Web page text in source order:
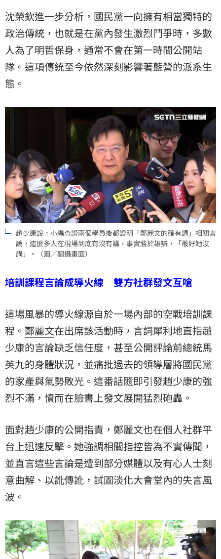
沈榮欽進一步分析，國民黨一向擁有相當獨特的
政治傳統，也就是在黨內發生激烈鬥爭時，多數
人為了明哲保身，通常不會在第一時間公開站
隊。這項傳統至今依然深刻影響著藍營的派系生
態。
趙少康說，小編查證兩個學員後都證明「鄭麗文的確有講」相關言
論，這麼多人在現場到底有沒有講，事實勝於雄辯，「最好她沒
講」。（圖／翻攝畫面）
培訓課程言論成導火線 雙方社群發文互嗆
這場風暴的導火線源自於一場內部的空戰培訓課
程。 鄭麗文在出席該活動時，言詞犀利地直指趙
少康的言論缺乏信任度，甚至公開評論前總統馬
英九的身體狀況，並痛批過去的領導層將國民黨
的家產與氣勢敗光。這番話隨即引發趙少康的強
烈不滿，憤而在臉書上發文展開猛烈砲轟。
面對趙少康的公開指責，鄭麗文也在個人社群平
台上迅速反擊。她強調相關指控皆為不實傳聞，
並直言這些言論是遭到部分媒體以及有心人士刻
意曲解、以訛傳訛，試圖淡化大會堂內的失言風
波。